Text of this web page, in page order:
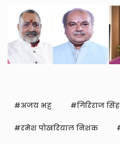
अजय भट्ट गिरिराज सिंह
रमेश पोखरियाल निशंक